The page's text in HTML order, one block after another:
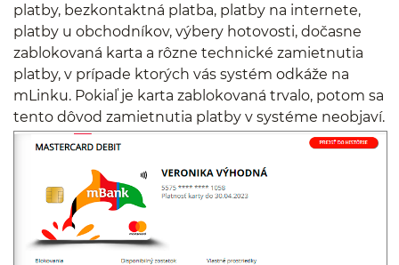
platby, bezkontaktná platba, platby na internete,
platby u obchodníkov, výbery hotovosti, dočasne
zablokovaná karta a rôzne technické zamietnutia
platby, v prípade ktorých vás systém odkáže na
mLinku. Pokiaľ je karta zablokovaná trvalo, potom sa
tento dôvod zamietnutia platby v systéme neobjaví.